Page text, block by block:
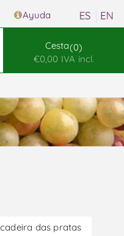
Ayuda
Cesta 0
€0,00 IVA incl.
das pratas